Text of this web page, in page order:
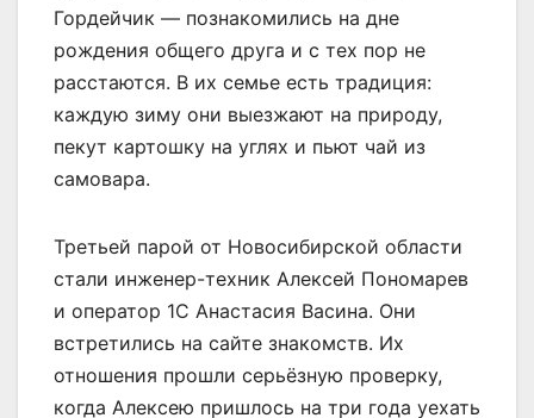
Гордейчик — познакомились на дне
рождения общего друга и с тех пор не
расстаются. В их семье есть традиция:
каждую зиму они выезжают на природу,
пекут картошку на углях и пьют чай из
самовара.
Третьей парой от Новосибирской области
стали инженер-техник Алексей Пономарев
и оператор 1С Анастасия Васина. Они
встретились на сайте знакомств. Их
отношения прошли серьёзную проверку,
когда Алексею пришлось на три года уехать